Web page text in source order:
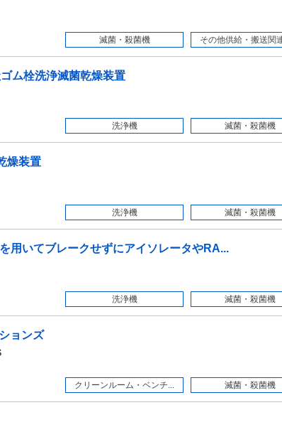
滅菌・殺菌機
その他供給・搬送関
ム栓洗浄滅菌乾燥装置
洗浄機
滅菌・殺菌機
燥装置
洗浄機
滅菌・殺菌機
用いてブレークせずにアイソレータやRA...
洗浄機
滅菌・殺菌機
ョンズ
クリーンルーム・ベンチ...
滅菌・殺菌機